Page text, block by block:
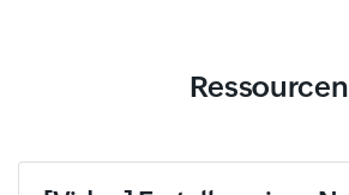
Ressourcen